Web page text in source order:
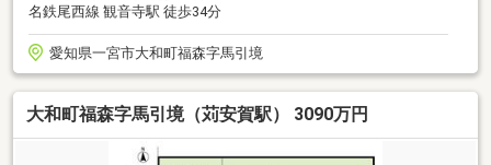
名鉄尾西線 観音寺駅 徒歩34分
愛知県一宮市大和町福森字馬引境
大和町福森字馬引境（苅安賀駅） 3090万円